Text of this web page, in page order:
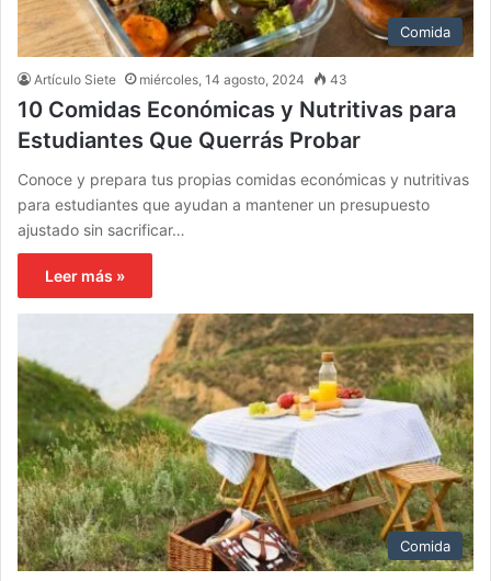
Comida
Artículo Siete miércoles, 14 agosto, 2024 43
10 Comidas Económicas y Nutritivas para
Estudiantes Que Querrás Probar
Conoce y prepara tus propias comidas económicas y nutritivas
para estudiantes que ayudan a mantener un presupuesto
ajustado sin sacrificar…
Leer más »
Comida